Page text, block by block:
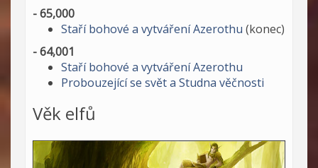
- 65,000
Staří bohové a vytváření Azerothu (konec)
- 64,001
Staří bohové a vytváření Azerothu
Probouzející se svět a Studna věčnosti
Věk elfů